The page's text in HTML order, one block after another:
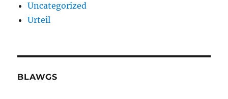
Uncategorized
Urteil
BLAWGS